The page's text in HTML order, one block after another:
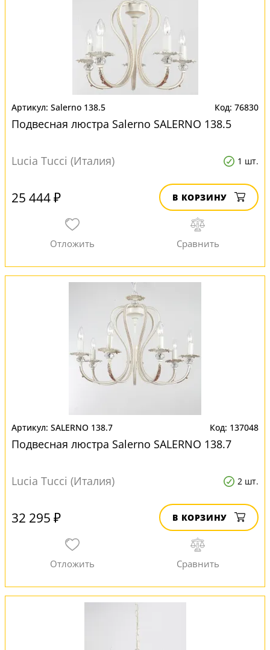
Salerno 138.5 76830
Подвесная люстра Salerno SALERNO 138.5
Lucia Tucci (Италия) 1 шт.
25 444 ₽ В КОРЗИНУ
SALERNO 138.7 137048
Подвесная люстра Salerno SALERNO 138.7
Lucia Tucci (Италия) 2 шт.
32 295 ₽ В КОРЗИНУ